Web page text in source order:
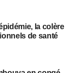
la colère
de santé